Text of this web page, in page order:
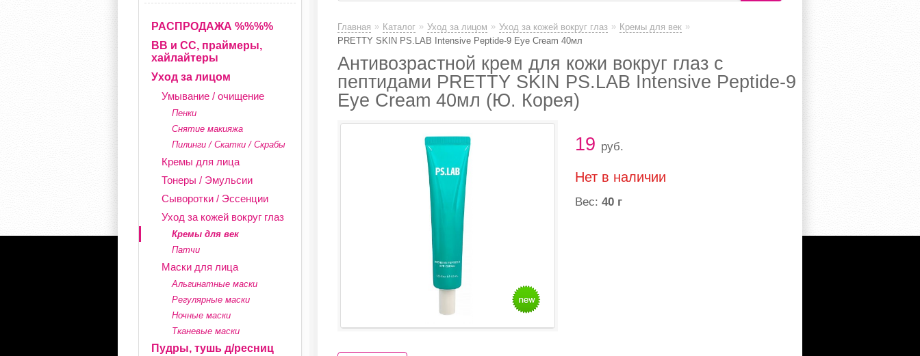
РАСПРОДАЖА %%%%
BB и CC, праймеры,
хайлайтеры
Уход за лицом
Умывание / очищение
Пенки
Снятие макияжа
Пилинги / Скатки / Скрабы
Кремы для лица
Тонеры / Эмульсии
Сыворотки / Эссенции
Уход за кожей вокруг глаз
Кремы для век
Патчи
Маски для лица
Альгинатные маски
Регулярные маски
Ночные маски
Тканевые маски
Пудры, тушь д/ресниц
Главная » Каталог » Уход за лицом » Уход за кожей вокруг глаз » Кремы для век »
PRETTY SKIN PS.LAB Intensive Peptide-9 Eye Cream 40мл
Антивозрастной крем для кожи вокруг глаз с
пептидами PRETTY SKIN PS.LAB Intensive Peptide-9
Eye Cream 40мл (Ю. Корея)
19 руб.
Нет в наличии
Вес: 40 г